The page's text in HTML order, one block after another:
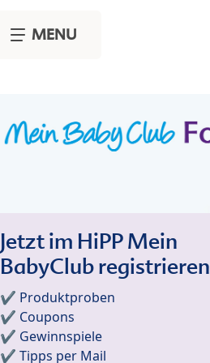
MENU
Jetzt im HiPP Mein
BabyClub registrieren
✔️ Produktproben
✔️ Coupons
✔️ Gewinnspiele
✔️ Tipps per Mail